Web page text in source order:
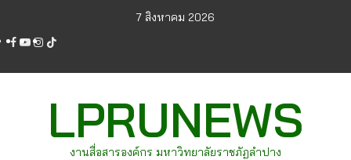
content
7 สิงหาคม 2026
facebook
youtube
instagram
tiktok
LPRUNEWS
งานสื่อสารองค์กร มหาวิทยาลัยราชภัฏลำปาง